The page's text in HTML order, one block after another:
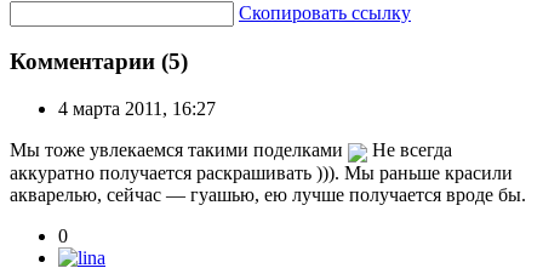
Скопировать ссылку
Комментарии (5)
4 марта 2011, 16:27
Мы тоже увлекаемся такими поделками
Не всегда
аккуратно получается раскрашивать ))). Мы раньше красили
акварелью, сейчас — гуашью, ею лучше получается вроде бы.
0